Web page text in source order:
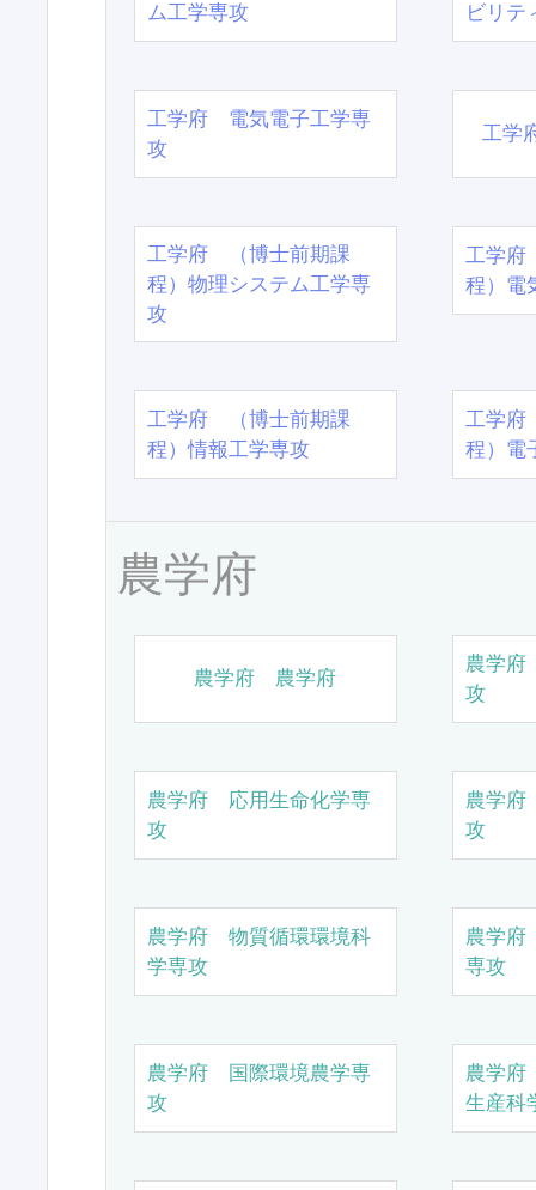
ム工学専攻
ビリテ
工学府 電気電子工学専
攻
工学
工学府 （博士前期課
程）物理システム工学専
攻
工学
程）電
工学府 （博士前期課
程）情報工学専攻
工学
程）電
農学府
農学府 農学府
農学
攻
農学府 応用生命化学専
攻
農学
攻
農学府 物質循環環境科
学専攻
農学
専攻
農学府 国際環境農学専
攻
農学
生産科